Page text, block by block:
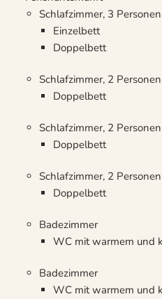
Schlafzimmer, 3 Personen
Einzelbett
Doppelbett
Schlafzimmer, 2 Personen
Doppelbett
Schlafzimmer, 2 Personen
Doppelbett
Schlafzimmer, 2 Personen
Doppelbett
Badezimmer
WC mit warmem und
Badezimmer
WC mit warmem und